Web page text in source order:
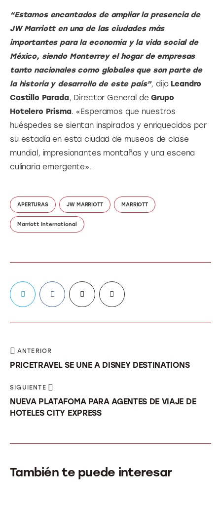
“Estamos encantados de ampliar la presencia de
JW Marriott en una de las ciudades más
importantes para la economía y la vida social de
México, siendo Monterrey el hogar de empresas
tanto nacionales como globales que son parte de
la historia y desarrollo de este país”, dijo Leandro
Castillo Parada, Director General de Grupo
Hotelero Prisma. «Esperamos que nuestros
huéspedes se sientan inspirados y enriquecidos por
su estadía en esta ciudad de museos de clase
mundial, impresionantes montañas y una escena
culinaria emergente».
APERTURAS JW MARRIOTT MARRIOTT
Marriott International
ANTERIOR
PRICETRAVEL SE UNE A DISNEY DESTINATIONS
SIGUIENTE
NUEVA PLATAFOMA PARA AGENTES DE VIAJE DE
HOTELES CITY EXPRESS
También te puede interesar